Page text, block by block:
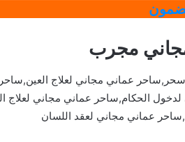
مجرب
عماني مجاني لعلاج
الحكام,ساحر عماني مجاني لعلاج
عماني مجاني لعقد اللسان